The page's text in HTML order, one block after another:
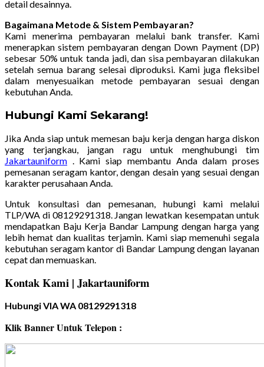
detail desainnya.
Bagaimana Metode & Sistem Pembayaran?
Kami menerima pembayaran melalui bank transfer. Kami
menerapkan sistem pembayaran dengan Down Payment (DP)
sebesar 50% untuk tanda jadi, dan sisa pembayaran dilakukan
setelah semua barang selesai diproduksi. Kami juga fleksibel
dalam menyesuaikan metode pembayaran sesuai dengan
kebutuhan Anda.
Hubungi Kami Sekarang!
Jika Anda siap untuk memesan baju kerja dengan harga diskon
yang terjangkau, jangan ragu untuk menghubungi tim
Jakartauniform . Kami siap membantu Anda dalam proses
pemesanan seragam kantor, dengan desain yang sesuai dengan
karakter perusahaan Anda.
Untuk konsultasi dan pemesanan, hubungi kami melalui
TLP/WA di 08129291318. Jangan lewatkan kesempatan untuk
mendapatkan Baju Kerja Bandar Lampung dengan harga yang
lebih hemat dan kualitas terjamin. Kami siap memenuhi segala
kebutuhan seragam kantor di Bandar Lampung dengan layanan
cepat dan memuaskan.
Kontak Kami | Jakartauniform
Hubungi VIA WA 08129291318
Klik Banner Untuk Telepon :